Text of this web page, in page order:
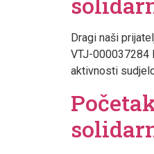
Dragi naši
VTJ-000037284
aktivnosti